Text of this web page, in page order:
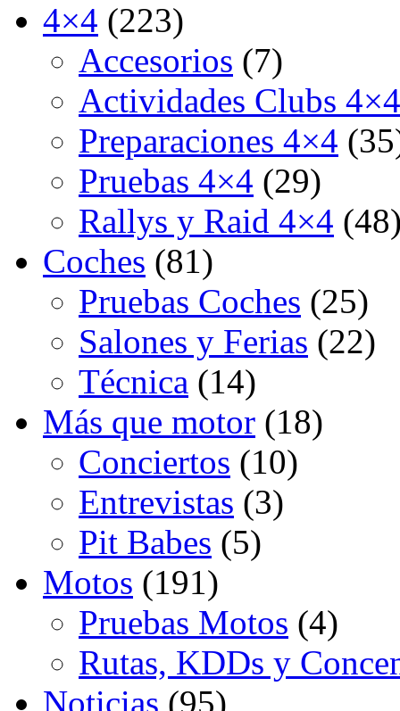
4×4 (223)
Accesorios (7)
Actividades Clubs 4×4
Preparaciones 4×4
Pruebas 4×4 (29)
Rallys y Raid 4×4
Coches (81)
Pruebas Coches (25)
Salones y Ferias (22)
Técnica (14)
Más que motor (18)
Conciertos (10)
Entrevistas (3)
Pit Babes (5)
Motos (191)
Pruebas Motos (4)
Rutas, KDDs y
Noticias (95)